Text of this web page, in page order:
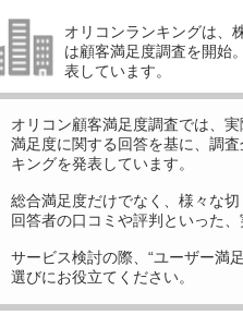
オリコンランキングは、
は顧客満足度調査を開始
表しています。
オリコン顧客満足度調査では、
満足度に関する回答を基に、調査
キングを発表しています。
総合満足度だけでなく、様々な切
回答者の口コミや評判といった
サービス検討の際、“ユーザー満
選びにお役立てください。